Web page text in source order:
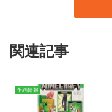
関連記事
予約情報